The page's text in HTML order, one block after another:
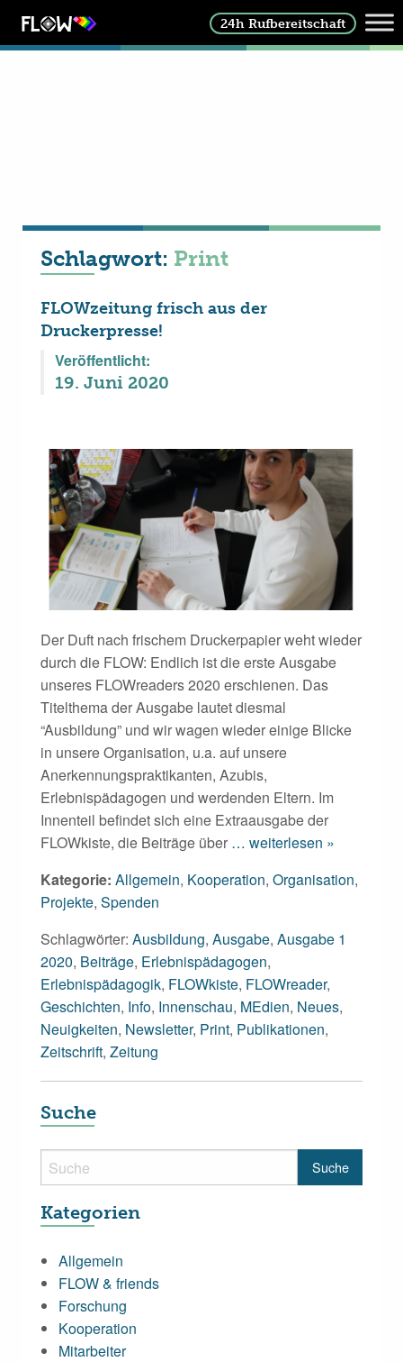
24h Rufbereitschaft
Schlagwort: Print
FLOWzeitung frisch aus der
Druckerpresse!
Veröffentlicht:
19. Juni 2020
Der Duft nach frischem Druckerpapier weht wieder
durch die FLOW: Endlich ist die erste Ausgabe
unseres FLOWreaders 2020 erschienen. Das
Titelthema der Ausgabe lautet diesmal
“Ausbildung” und wir wagen wieder einige Blicke
in unsere Organisation, u.a. auf unsere
Anerkennungspraktikanten, Azubis,
Erlebnispädagogen und werdenden Eltern. Im
Innenteil befindet sich eine Extraausgabe der
FLOWkiste, die Beiträge über … weiterlesen »
Kategorie: Allgemein, Kooperation, Organisation,
Projekte, Spenden
Schlagwörter: Ausbildung, Ausgabe, Ausgabe 1
2020, Beiträge, Erlebnispädagogen,
Erlebnispädagogik, FLOWkiste, FLOWreader,
Geschichten, Info, Innenschau, MEdien, Neues,
Neuigkeiten, Newsletter, Print, Publikationen,
Zeitschrift, Zeitung
Suche
Kategorien
Allgemein
FLOW & friends
Forschung
Kooperation
Mitarbeiter